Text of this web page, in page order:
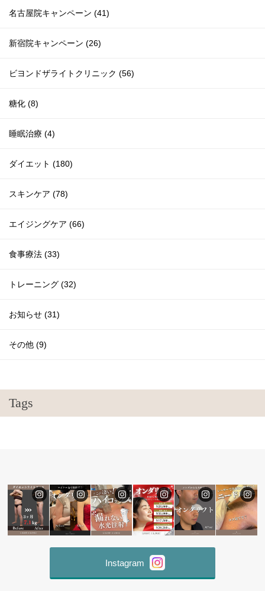
名古屋院キャンペーン (41)
新宿院キャンペーン (26)
ビヨンドザライトクリニック (56)
糖化 (8)
睡眠治療 (4)
ダイエット (180)
スキンケア (78)
エイジングケア (66)
食事療法 (33)
トレーニング (32)
お知らせ (31)
その他 (9)
Tags
Instagram